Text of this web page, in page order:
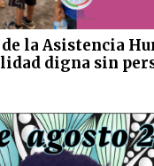
la Asistencia
digna sin